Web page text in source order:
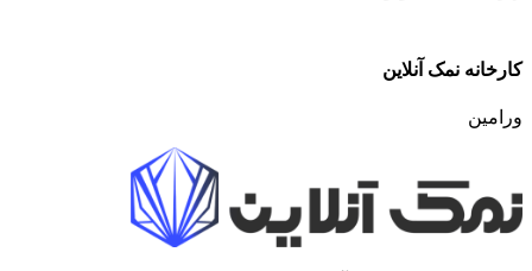
کارخانه نمک آنلاین
ورامین